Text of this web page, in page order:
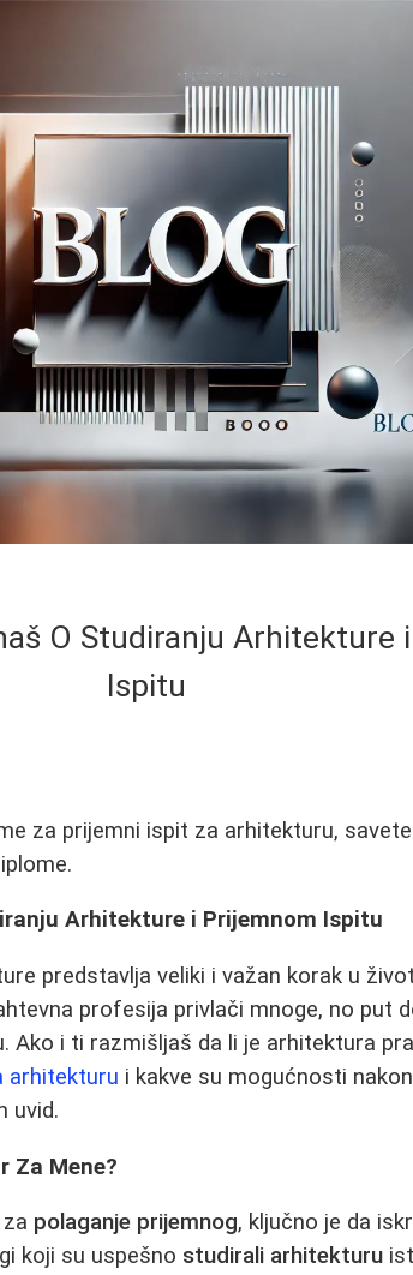
O Studiranju Arhitekture
Ispitu
za prijemni ispit za arhitekturu,
Arhitekture i Prijemnom Ispitu
predstavlja veliki i važan korak u
profesija privlači mnoge, no put
Ako i ti razmišljaš da li je arhitektura
arhitekturu i kakve su mogućnosti
uvid.
Za Mene?
polaganje prijemnog, ključno je da
koji su uspešno studirali arhitekturu